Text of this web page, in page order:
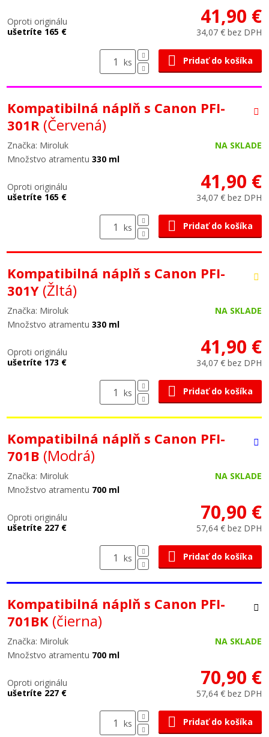
Oproti originálu
ušetríte 165 €
41,90 €
34,07 € bez DPH
ks Pridať do košíka
Kompatibilná náplň s Canon PFI-
301R (Červená)
Značka: Miroluk
NA SKLADE
Množstvo atramentu 330 ml
Oproti originálu
ušetríte 165 €
41,90 €
34,07 € bez DPH
ks Pridať do košíka
Kompatibilná náplň s Canon PFI-
301Y (Žltá)
Značka: Miroluk
NA SKLADE
Množstvo atramentu 330 ml
Oproti originálu
ušetríte 173 €
41,90 €
34,07 € bez DPH
ks Pridať do košíka
Kompatibilná náplň s Canon PFI-
701B (Modrá)
Značka: Miroluk
NA SKLADE
Množstvo atramentu 700 ml
Oproti originálu
ušetríte 227 €
70,90 €
57,64 € bez DPH
ks Pridať do košíka
Kompatibilná náplň s Canon PFI-
701BK (čierna)
Značka: Miroluk
NA SKLADE
Množstvo atramentu 700 ml
Oproti originálu
ušetríte 227 €
70,90 €
57,64 € bez DPH
ks Pridať do košíka